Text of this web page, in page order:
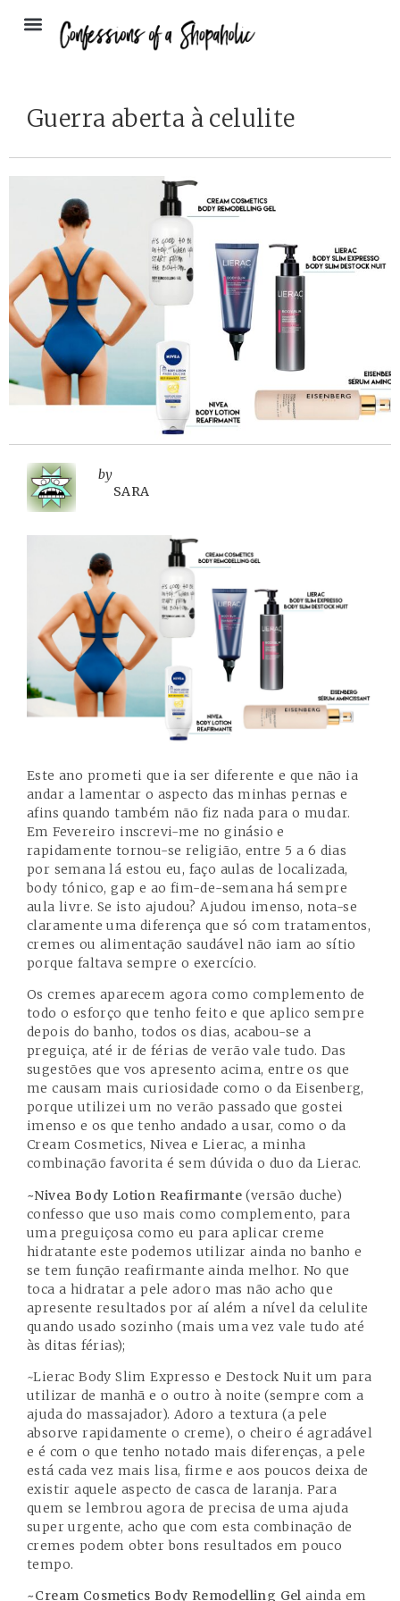
Guerra aberta à celulite
by
SARA
Este ano prometi que ia ser diferente e que não ia
andar a lamentar o aspecto das minhas pernas e
afins quando também não fiz nada para o mudar.
Em Fevereiro inscrevi-me no ginásio e
rapidamente tornou-se religião, entre 5 a 6 dias
por semana lá estou eu, faço aulas de localizada,
body tónico, gap e ao fim-de-semana há sempre
aula livre. Se isto ajudou? Ajudou imenso, nota-se
claramente uma diferença que só com tratamentos,
cremes ou alimentação saudável não iam ao sítio
porque faltava sempre o exercício.
Os cremes aparecem agora como complemento de
todo o esforço que tenho feito e que aplico sempre
depois do banho, todos os dias, acabou-se a
preguiça, até ir de férias de verão vale tudo. Das
sugestões que vos apresento acima, entre os que
me causam mais curiosidade como o da Eisenberg,
porque utilizei um no verão passado que gostei
imenso e os que tenho andado a usar, como o da
Cream Cosmetics, Nivea e Lierac, a minha
combinação favorita é sem dúvida o duo da Lierac.
~Nivea Body Lotion Reafirmante (versão duche)
confesso que uso mais como complemento, para
uma preguiçosa como eu para aplicar creme
hidratante este podemos utilizar ainda no banho e
se tem função reafirmante ainda melhor. No que
toca a hidratar a pele adoro mas não acho que
apresente resultados por aí além a nível da celulite
quando usado sozinho (mais uma vez vale tudo até
às ditas férias);
~Lierac Body Slim Expresso e Destock Nuit um para
utilizar de manhã e o outro à noite (sempre com a
ajuda do massajador). Adoro a textura (a pele
absorve rapidamente o creme), o cheiro é agradável
e é com o que tenho notado mais diferenças, a pele
está cada vez mais lisa, firme e aos poucos deixa de
existir aquele aspecto de casca de laranja. Para
quem se lembrou agora de precisa de uma ajuda
super urgente, acho que com esta combinação de
cremes podem obter bons resultados em pouco
tempo.
~Cream Cosmetics Body Remodelling Gel ainda em